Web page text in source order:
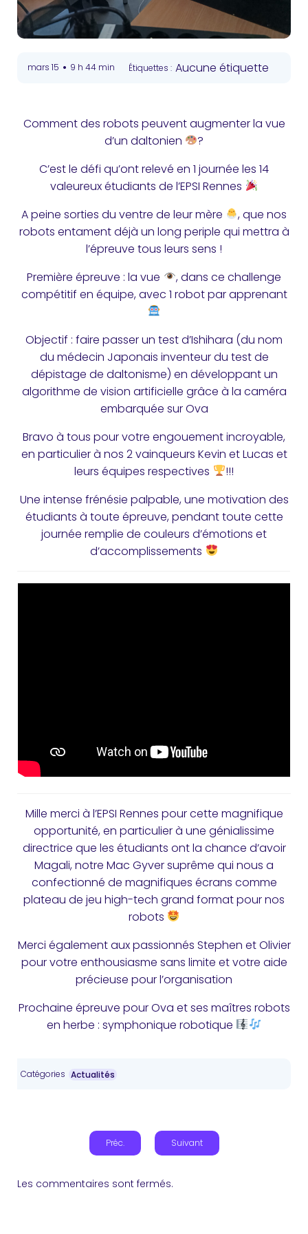
mars 15 • 9 h 44 min Étiquettes : Aucune étiquette
Comment des robots peuvent augmenter la vue
d’un daltonien
?
C’est le défi qu’ont relevé en 1 journée les 14
valeureux étudiants de l’EPSI Rennes
A peine sorties du ventre de leur mère
, que nos
robots entament déjà un long periple qui mettra à
l’épreuve tous leurs sens !
Première épreuve : la vue
, dans ce challenge
compétitif en équipe, avec 1 robot par apprenant
Objectif : faire passer un test d’Ishihara (du nom
du médecin Japonais inventeur du test de
dépistage de daltonisme) en développant un
algorithme de vision artificielle grâce à la caméra
embarquée sur Ova
Bravo à tous pour votre engouement incroyable,
en particulier à nos 2 vainqueurs Kevin et Lucas et
leurs équipes respectives
!!!
Une intense frénésie palpable, une motivation des
étudiants à toute épreuve, pendant toute cette
journée remplie de couleurs d’émotions et
d’accomplissements
Mille merci à l’EPSI Rennes pour cette magnifique
opportunité, en particulier à une génialissime
directrice que les étudiants ont la chance d’avoir
Magali, notre Mac Gyver suprême qui nous a
confectionné de magnifiques écrans comme
plateau de jeu high-tech grand format pour nos
robots
Merci également aux passionnés Stephen et Olivier
pour votre enthousiasme sans limite et votre aide
précieuse pour l’organisation
Prochaine épreuve pour Ova et ses maîtres robots
en herbe : symphonique robotique
Catégories Actualités
Préc. Suivant
Les commentaires sont fermés.